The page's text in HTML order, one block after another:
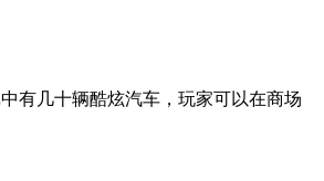
有几十辆酷炫汽车，玩家可以在商场